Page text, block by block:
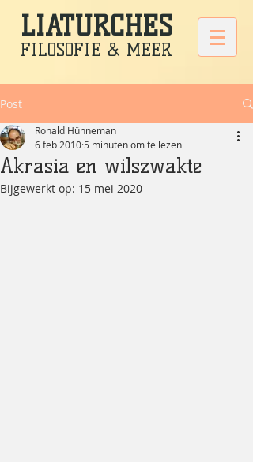
LIATURCHES
FILOSOFIE & MEER
Post
Akrasia en wilszwakte
Ronald Hünneman
6 feb 2010 5 minuten om te lezen
Bijgewerkt op: 15 mei 2020